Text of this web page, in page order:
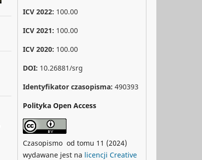
ICV 2022: 100.00
ICV 2021: 100.00
ICV 2020: 100.00
DOI: 10.26881/srg
Identyfikator czasopisma: 490393
Polityka Open Access
Czasopismo od tomu 11 (2024)
wydawane jest na licencji Creative